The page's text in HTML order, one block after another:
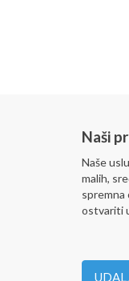
Naši
Naše
malih,
spremna
ostvariti